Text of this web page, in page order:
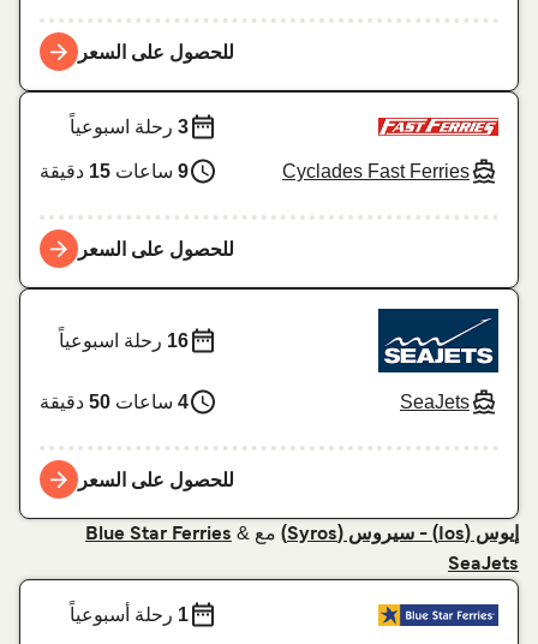
للحصول على السعر
Cyclades Fast Ferries
3رحلة اسبوعياً
9 ساعات15دقيقة
للحصول على السعر
SeaJets
16رحلة اسبوعياً
4 ساعات50دقيقة
للحصول على السعر
إيوس (Ios) - سيروس (Syros) مع Blue Star Ferries &
SeaJets
1رحلة أسبوعياً